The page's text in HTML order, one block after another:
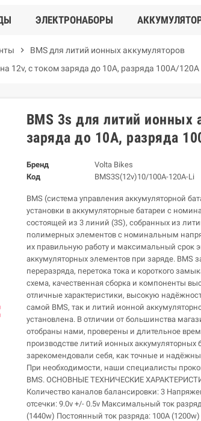
ЭЛЕКТРОНАБОРЫ
chevron_right
BMS для литий ионных аккумуляторов
12v, с током заряда до 10А, разряда 100А/120А
BMS 3s для литий ионных
заряда до 10А, разряда
Бренд
Volta Bikes
Код
BMS3S(12v)10/100А-120A-Li
BMS (система управления аккумуляторной
установки в аккумуляторные батареи с
состоящей из 3 линий (3S), собранных из
полимерных элементов с номинальным
их правильную работу и максимальный срок
аккумуляторных элементов при заряде. BMS
переразряда, перетока тока и короткого
схема, качественная сборка и компоненты
отличные характеристики, высокую
самой BMS, так и литий ионной
установлена. В отличии от большинства
отобраны нами, проверены и длительное
производстве литий ионных аккумуляторных
зарекомендовали себя, как точные и
При необходимости, наши специалисты
BMS. ОСНОВНЫЕ ТЕХНИЧЕСКИЕ
Количество каналов балансировки: 3
отсечки: 9.0v +/- 0.5v Максимальный ток
(1440w) Постоянный ток разряда: 100А